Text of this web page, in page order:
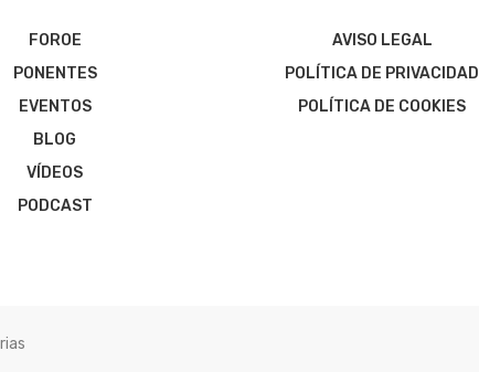
FOROE
PONENTES
EVENTOS
BLOG
VÍDEOS
PODCAST
AVISO LEGAL
POLÍTICA DE PRIVACIDAD
POLÍTICA DE COOKIES